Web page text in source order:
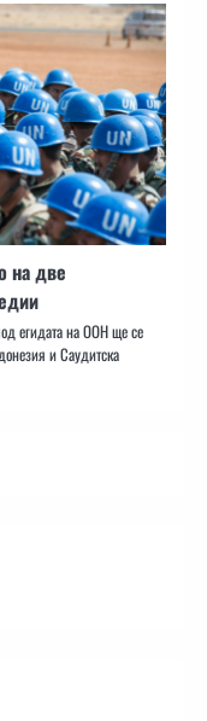
на две
егидата на ООН ще се
и Саудитска